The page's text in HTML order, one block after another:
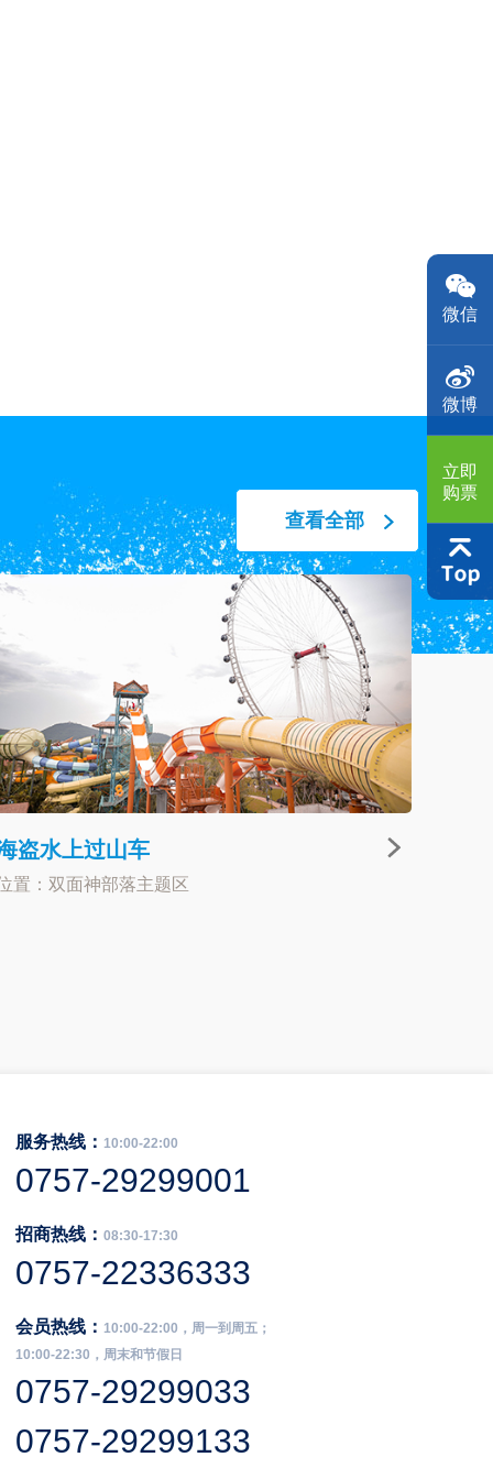
微信
微博
立即
购票
查看全部
盗水上过山车
置：双面神部落主题区
服务热线： 10:00-22:00
0757-29299001
招商热线：08:30-17:30
0757-22336333
会员热线： 10:00-22:00，周一到周五；
10:00-22:30，周末和节假日
0757-29299033
0757-29299133